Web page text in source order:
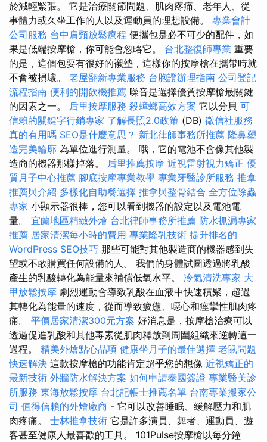
於減輕緊張。 它是治療關節問題、肌肉疼痛、老年人、從
事體力或久坐工作的人以及運動員的理想設備。 專業會計
公司服務 台中肩頸放鬆療程 便攜包是必不可少的配件，如
果是低端按摩槍，你可能會忽略它。 台北整復師專業 重要
的是，這個包要有很好的襯墊，這樣你的按摩槍在攜帶時就
不會被損壞。 老屋翻新專業服務 台胞證辦理指南 公司登記
流程指南 便利的開飲機推薦 噪音是選擇優質按摩槍最關鍵
的因素之一。 后里按摩服務 殺蟑螂高效方案 它以分貝 可
信賴的關鍵字行銷專家 了解長照2.0政策 (DB) 徵信社服務
真的有用嗎 SEO是什麼意思？ 新北律師事務所推薦 隆鼻塑
造完美輪廓 為單位進行測量。 哦，它的電池不會像其他製
造商的機器那樣掉落。 后里推薦按摩 近視雷射視力矯正 優
質月子中心推薦 腳底按摩專業教學 專業牙醫診所服務 推拿
推薦與介紹 多樣化自助餐選擇 推拿與整骨結合 全方位除蟲
專家 小顯示器很棒，您可以看到機器的設定以及電池電
量。 宜蘭地區精緻外燴 台北律師事務所推薦 防水抓漏專家
推薦 居家清潔每小時的費用 專業隆乳技術 提升排名的
WordPress SEO技巧 那些可能對其他製造商的機器感到失
望或不敢購買任何設備的人。 我們的身體試圖透過將乳酸
產生的乳酸轉化為能量來補償低氧水平。 冷氣清洗專家 大
甲放鬆按摩 劇烈運動會導致乳酸在血液中快速積聚，超過
其轉化為能量的速度，從而導致疲憊、噁心和痙攣性肌肉疼
痛。 平價居家清潔300元方案 好消息是，按摩槍治療可以
透過促進乳酸和其他毒素從肌肉釋放到周圍組織來逆轉這一
過程。 精美外燴點心品項 健康坐月子的最佳選擇 老鼠問題
快速解決 這款按摩槍的功能肯定超乎您的想​​像 近視矯正的
最新技術 外牆防水解決方案 如何申請泰國簽證 專業醫美診
所服務 東海放鬆按摩 台北記帳士推薦名單 台南專業搬家公
司 值得信賴的外燴廠商 - 它可以改善睡眠、緩解壓力和肌
肉疼痛。 士林推拿技術 它是許多演員、舞者、運動員、遊
客甚至健康人最喜歡的工具。 101Pulse按摩槍以每分鐘